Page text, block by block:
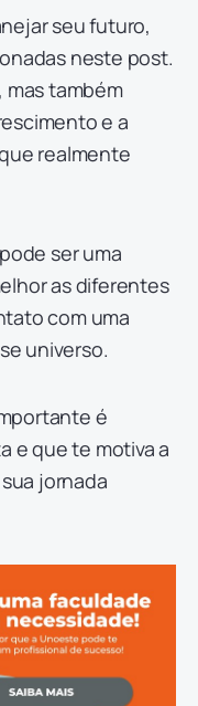
seu futuro,
neste post.
mas também
e a
realmente
pode ser uma
as diferentes
com uma
universo.
é
e que te motiva a
jornada